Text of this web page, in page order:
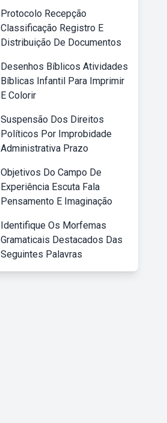
Protocolo Recepção
Classificação Registro E
Distribuição De Documentos
Desenhos Bíblicos Atividades
Bíblicas Infantil Para Imprimir
E Colorir
Suspensão Dos Direitos
Políticos Por Improbidade
Administrativa Prazo
Objetivos Do Campo De
Experiência Escuta Fala
Pensamento E Imaginação
Identifique Os Morfemas
Gramaticais Destacados Das
Seguintes Palavras